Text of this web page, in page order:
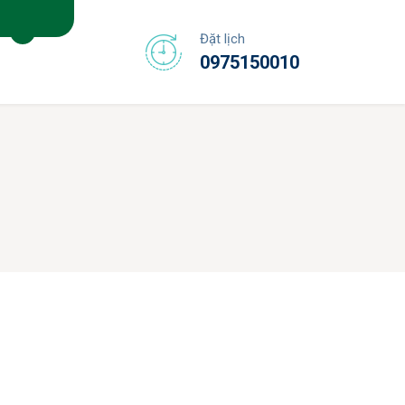
Đặt lịch
0975150010